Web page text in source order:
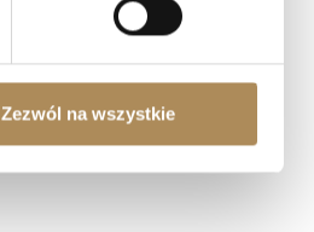
Zezwól na wszystkie